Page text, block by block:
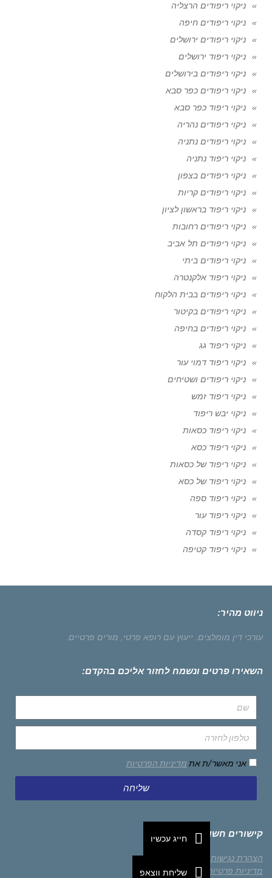
ניקוי ריפודים הרצליה
ניקוי ריפודים חיפה
ניקוי ריפודים ירושלים
ניקוי ריפוד ירושלים
ניקוי ריפודים בירושלים
ניקוי ריפודים כפר סבא
ניקוי ריפוד כפר סבא
ניקוי ריפודים נהריה
ניקוי ריפודים נתניה
ניקוי ריפוד נתניה
ניקוי ריפודים בצפון
ניקוי ריפודים קריות
ניקוי ריפוד בראשון לציון
ניקוי ריפודים רחובות
ניקוי ריפודים תל אביב
ניקוי ריפודים ביתי
ניקוי ריפוד אלקנטרה
ניקוי ריפודים בבית הלקוח
ניקוי ריפודים בקיטור
ניקוי ריפודים בחיפה
ניקוי ריפוד גג
ניקוי ריפוד דמוי עור
ניקוי ריפודים ושטיחים
ניקוי ריפוד זמש
ניקוי יבש ריפוד
ניקוי ריפוד כסאות
ניקוי ריפוד כסא
ניקוי ריפוד של כסאות
ניקוי ריפוד של כסא
ניקוי ריפוד ספה
ניקוי ריפוד עור
ניקוי ריפוד קסדה
ניקוי ריפוד קטיפה
ניווט מהיר:
עורכי דין מומלצים. ייעוץ עם רופא פרטי, מורים פרטיים.
השאירו פרטים ונשמח לחזור אליכם בהקדם:
אני מאשר/ת את מדיניות הפרטיות
שליחה
קישורים חשובים
הצהרת נגישות
מדיניות פרטיות
חייג עכשיו
שליחת ווצאפ